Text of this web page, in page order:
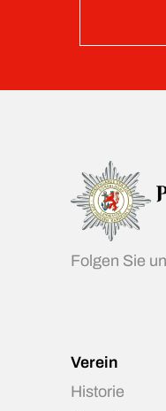
Folgen Sie
Verein
Historie